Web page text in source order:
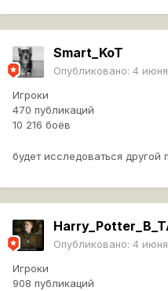
Smart_KoT
Опубликовано: 4
Игроки
470 публикаций
10 216 боёв
будет исследоваться другой
Опубликовано: 4
Игроки
908 публикаций